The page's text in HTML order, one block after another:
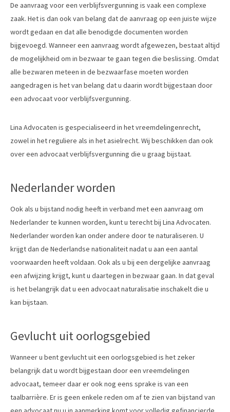
De aanvraag voor een verblijfsvergunning is vaak een complexe
zaak. Het is dan ook van belang dat de aanvraag op een juiste wijze
wordt gedaan en dat alle benodigde documenten worden
bijgevoegd. Wanneer een aanvraag wordt afgewezen, bestaat altijd
de mogelijkheid om in bezwaar te gaan tegen die beslissing. Omdat
alle bezwaren meteen in de bezwaarfase moeten worden
aangedragen is het van belang dat u daarin wordt bijgestaan door
een advocaat voor verblijfsvergunning.
Lina Advocaten is gespecialiseerd in het vreemdelingenrecht,
zowel in het reguliere als in het asielrecht. Wij beschikken dan ook
over een advocaat verblijfsvergunning die u graag bijstaat.
Nederlander worden
Ook als u bijstand nodig heeft in verband met een aanvraag om
Nederlander te kunnen worden, kunt u terecht bij Lina Advocaten.
Nederlander worden kan onder andere door te naturaliseren. U
krijgt dan de Nederlandse nationaliteit nadat u aan een aantal
voorwaarden heeft voldaan. Ook als u bij een dergelijke aanvraag
een afwijzing krijgt, kunt u daartegen in bezwaar gaan. In dat geval
is het belangrijk dat u een advocaat naturalisatie inschakelt die u
kan bijstaan.
Gevlucht uit oorlogsgebied
Wanneer u bent gevlucht uit een oorlogsgebied is het zeker
belangrijk dat u wordt bijgestaan door een vreemdelingen
advocaat, temeer daar er ook nog eens sprake is van een
taalbarrière. Er is geen enkele reden om af te zien van bijstand van